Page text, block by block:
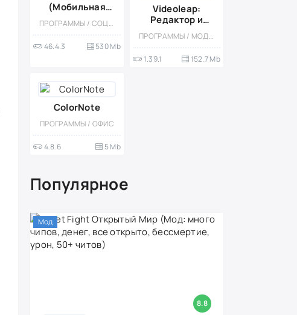
(Мобильная
версия)
ПРОГРАММЫ / СОЦИАЛЬНЫЕ
46.4.3 530 Mb
Videoleap:
Редактор и
Монтаж Видео
(Pro Unlocked)ПРОГРАММЫ / МОД / ВИДЕОПЛЕЕРЫ
1.39.1 152.7 Mb
ColorNote
ПРОГРАММЫ / ОФИС
4.8.6 5 Mb
Популярное
8.8
Мод